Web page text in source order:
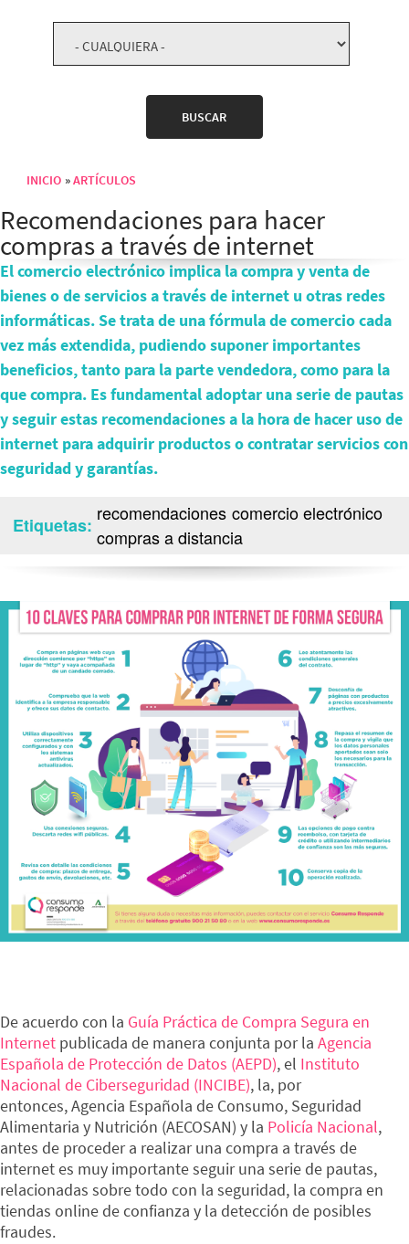
Sobrescribir enlaces de ayuda a la navegación
INICIO ARTÍCULOS
Recomendaciones para hacer
compras a través de internet
El comercio electrónico implica la compra y venta de
bienes o de servicios a través de internet u otras redes
informáticas. Se trata de una fórmula de comercio cada
vez más extendida, pudiendo suponer importantes
beneficios, tanto para la parte vendedora, como para la
que compra. Es fundamental adoptar una serie de pautas
y seguir estas recomendaciones a la hora de hacer uso de
internet para adquirir productos o contratar servicios con
seguridad y garantías.
Etiquetas
recomendaciones comercio electrónico
compras a distancia
De acuerdo con la Guía Práctica de Compra Segura en
Internet publicada de manera conjunta por la Agencia
Española de Protección de Datos (AEPD), el Instituto
Nacional de Ciberseguridad (INCIBE), la, por
entonces,Agencia Española de Consumo, Seguridad
Alimentaria y Nutrición (AECOSAN) y la Policía Nacional,
antes de proceder a realizar una compra a través de
internet es muy importante seguir una serie de pautas,
relacionadas sobre todo con la seguridad, la compra en
tiendas online de confianza y la detección de posibles
fraudes.